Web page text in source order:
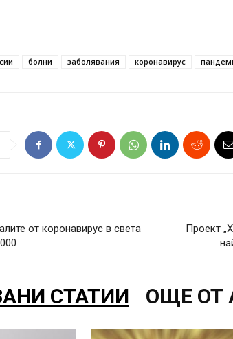
болни заболявания коронавирус
от коронавирус в света
Проект
СТАТИИ ОЩЕ ОТ